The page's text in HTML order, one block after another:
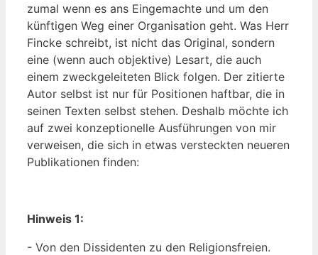
zumal wenn es ans Ein­ge­mach­te und um den
künf­ti­gen Weg einer Orga­ni­sa­ti­on geht. Was Herr
Fin­cke schreibt, ist nicht das Ori­gi­nal, son­dern
eine (wenn auch objek­ti­ve) Les­art, die auch
einem zweck­ge­lei­te­ten Blick fol­gen. Der zitier­te
Autor selbst ist nur für Posi­tio­nen haft­bar, die in
sei­nen Tex­ten selbst ste­hen. Des­halb möch­te ich
auf zwei kon­zep­tio­nel­le Aus­füh­run­gen von mir
ver­wei­sen, die sich in etwas ver­steck­ten neue­ren
Publi­ka­tio­nen finden:
Hin­weis 1:
- Von den Dis­si­den­ten zu den Reli­gi­ons­frei­en.